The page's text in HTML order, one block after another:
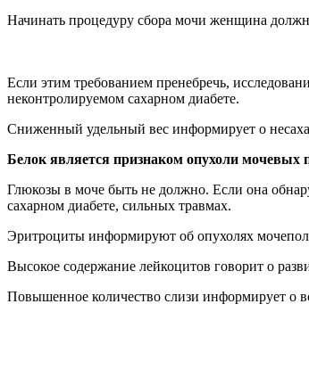
Начинать процедуру сбора мочи женщина
Если этим требованием пренебречь,
неконтролируемом сахарном диабете.
Сниженный удельный вес информирует о
Белок является признаком опухоли мочевых
Глюкозы в моче быть не должно. Если она
сахарном диабете, сильных травмах.
Эритроциты информируют об опухолях
Высокое содержание лейкоцитов говорит о
Повышенное количество слизи информирует о